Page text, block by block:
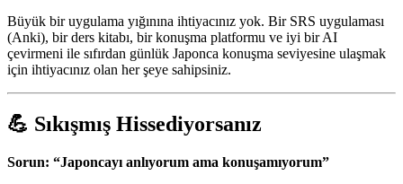
Büyük bir uygulama yığınına ihtiyacınız yok. Bir SRS uygulaması
(Anki), bir ders kitabı, bir konuşma platformu ve iyi bir AI
çevirmeni ile sıfırdan günlük Japonca konuşma seviyesine ulaşmak
için ihtiyacınız olan her şeye sahipsiniz.
💪 Sıkışmış Hissediyorsanız
Sorun: “Japoncayı anlıyorum ama konuşamıyorum”